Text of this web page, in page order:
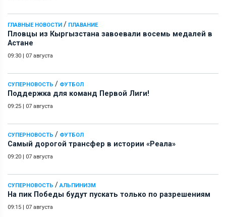
ГЛАВНЫЕ НОВОСТИ / ПЛАВАНИЕ
Пловцы из Кыргызстана завоевали восемь медалей в
Астане
09:30 | 07 августа
СУПЕРНОВОСТЬ / ФУТБОЛ
Поддержка для команд Первой Лиги!
09:25 | 07 августа
СУПЕРНОВОСТЬ / ФУТБОЛ
Самый дорогой трансфер в истории «Реала»
09:20 | 07 августа
СУПЕРНОВОСТЬ / АЛЬПИНИЗМ
На пик Победы будут пускать только по разрешениям
09:15 | 07 августа